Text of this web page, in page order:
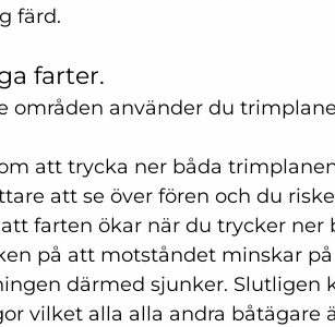
färd.
farter.
områden använder du
att trycka ner båda
att se över fören och du
farten ökar när du trycker
på att motståndet minskar
därmed sjunker. Slutligen
vilket alla alla andra båtägare